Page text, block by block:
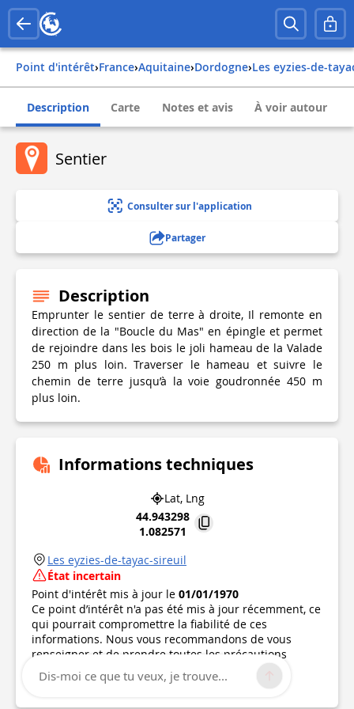
Point d'intérêt› france› aquitaine› dordogne› les eyzies-de-
Description Carte Notes et avis À voir autour
Sentier
Consulter sur l'application
Partager
Description
Emprunter le sentier de terre à droite, Il remonte en
direction de la "Boucle du Mas" en épingle et permet
de rejoindre dans les bois le joli hameau de la Valade
250 m plus loin. Traverser le hameau et suivre le
chemin de terre jusqu’à la voie goudronnée 450 m
plus loin.
Informations techniques
Lat, Lng
44.943298
1.082571
Les eyzies-de-tayac-sireuil
État incertain
Point d'intérêt mis à jour le 01/01/1970
Ce point d’intérêt n'a pas été mis à jour récemment, ce
qui pourrait compromettre la fiabilité de ces
informations. Nous vous recommandons de vous
renseigner et de prendre toutes les précautions
nécessaires. Si vous en êtes l'auteur, vérifiez vos
informations.
Dis-moi ce que tu veux, je trouve...